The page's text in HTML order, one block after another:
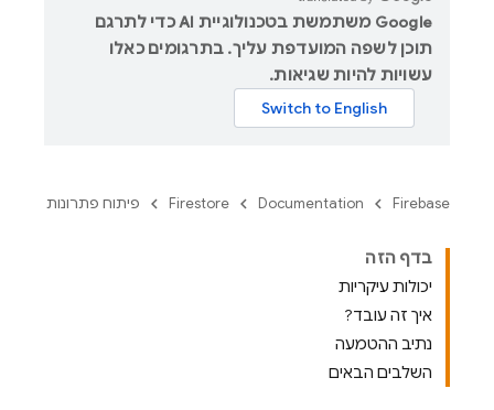
‫Google משתמשת בטכנולוגיית AI כדי לתרגם
תוכן לשפה המועדפת עליך. בתרגומים כאלו
עשויות להיות שגיאות.
Firebase
Documentation
Firestore פיתוח פתרונות
בדף הזה
יכולות עיקריות
איך זה עובד?
נתיב ההטמעה
השלבים הבאים